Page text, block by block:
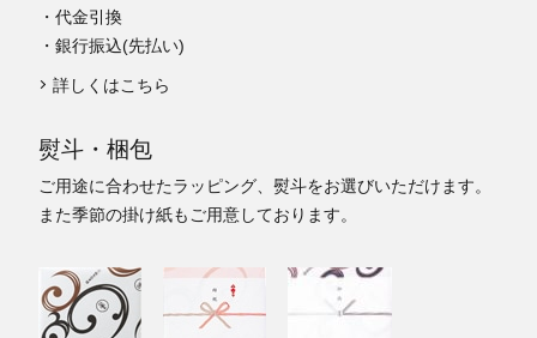
・代金引換
・銀行振込(先払い)
詳しくはこちら
熨斗・梱包
ご用途に合わせたラッピング、熨斗をお選びいただけます。
また季節の掛け紙もご用意しております。